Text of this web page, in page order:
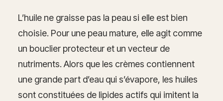
L’huile ne graisse pas la peau si elle est bien
choisie. Pour une peau mature, elle agit comme
un bouclier protecteur et un vecteur de
nutriments. Alors que les crèmes contiennent
une grande part d’eau qui s’évapore, les huiles
sont constituées de lipides actifs qui imitent la